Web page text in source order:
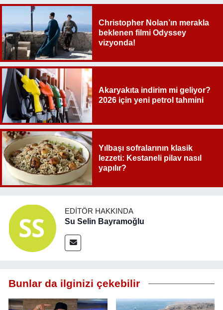
Christopher Nolan’ın merakla
beklenen filmi Odyssey
vizyonda!
Akaryakıta indirim mi geliyor?
2026 için yeni petrol tahmini
Yılbaşı sofralarının klasik
lezzeti: Kestaneli pilav nasıl
yapılır?
EDITÖR HAKKINDA
Su Selin Bayramoğlu
Bunlar da ilginizi çekebilir